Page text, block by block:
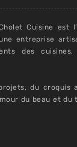
Cuisine est
une entreprise
des
du croquis
du beau et